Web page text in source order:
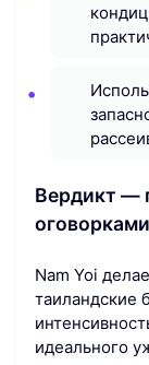
Вердикт —
оговорками
Nam Yoi
таиландские
идеального